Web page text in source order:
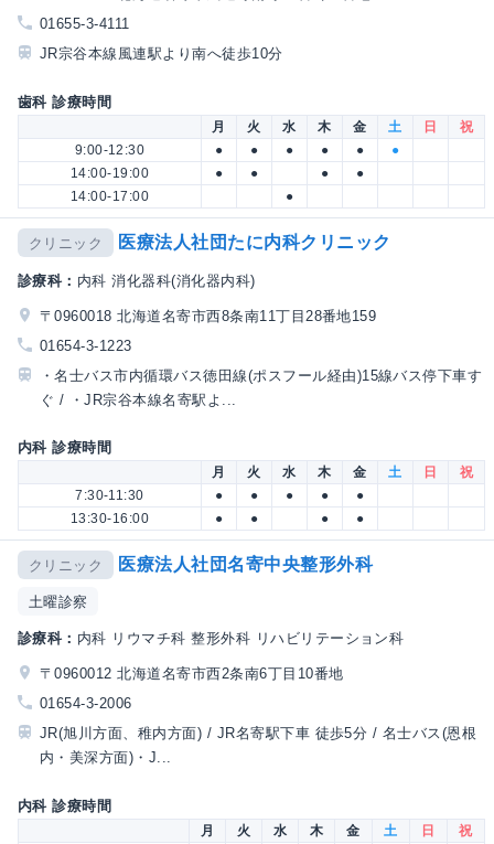
01655-3-4111
JR宗谷本線風連駅より南へ徒歩10分
歯科 診療時間
月 火 水 木 金 土 日
祝
9:00-12:30
● ● ● ● ●
●
14:00-19:00
● ● ●
●
14:00-17:00
●
クリニック 医療法人社団たに内科クリニック
診療科： 内科 消化器科(消化器内科)
〒0960018 北海道名寄市西8条南11丁目28番地159
01654-3-1223
・名士バス市内循環バス徳田線(ポスフール経由)15線バス停下車す
ぐ / ・JR宗谷本線名寄駅よ...
内科 診療時間
月 火 水 木 金 土 日
祝
7:30-11:30
● ● ● ●
●
13:30-16:00
● ● ● ●
クリニック 医療法人社団名寄中央整形外科
土曜診察
診療科： 内科 リウマチ科 整形外科 リハビリテーション科
〒0960012 北海道名寄市西2条南6丁目10番地
01654-3-2006
JR(旭川方面、稚内方面) / JR名寄駅下車 徒歩5分 / 名士バス(恩根
内・美深方面)・J...
内科 診療時間
月 火 水 木 金 土 日
祝